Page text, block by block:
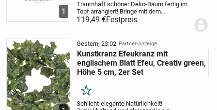
1
Traumhaft schöner Deko-Baum fertig im
Topf arrangiert! Bringe mit dem
großformatigen Ficus Benjamini
klassische Eleganz in Dein Zuhause.
detailgetreue Gestaltung...
119,49 €Festpreis
Gestern, 23:02 Partner-Anzeige
Kunstkranz Efeukranz mit
englischem Blatt Efeu, Creativ green,
Höhe 5 cm, 2er Set
Merken
Schlicht-elegante Natürlichkeit!